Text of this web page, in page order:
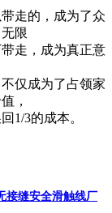
走的，成为了众
限
走，成为真正意
仅成为了占领家
，
1/3的成本。
接缝安全滑触线厂